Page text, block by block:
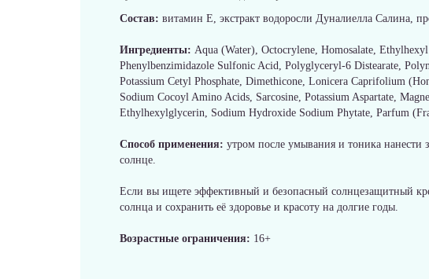
Состав: витамин Е, экстракт водоросли Дуналиелла Салина,
Ингредиенты: Aqua (Water), Octocrylene, Homosalate,
Phenylbenzimidazole Sulfonic Acid, Polyglyceryl-6 Distearate,
Potassium Cetyl Phosphate, Dimethicone, Lonicera Caprifolium
Sodium Cocoyl Amino Acids, Sarcosine, Potassium Aspartate,
Ethylhexylglycerin, Sodium Hydroxide Sodium Phytate, Parfum
Способ применения: утром после умывания и тоника нанести
солнце.
Если вы ищете эффективный и безопасный солнцезащитный
солнца и сохранить её здоровье и красоту на долгие годы.
Возрастные ограничения: 16+